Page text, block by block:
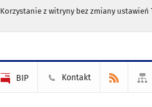
z witryny bez zmiany
BIP Kontakt